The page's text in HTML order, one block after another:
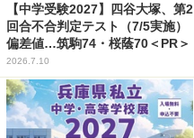
【中学受験2027】四谷大塚、第2
回合不合判定テスト（7/5実施）
偏差値…筑駒74・桜蔭70＜PR＞
2026.7.10